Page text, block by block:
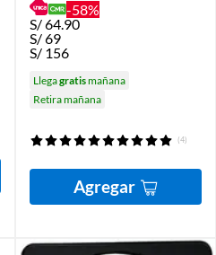
-58%
S/64.90
S/69
S/ 156
Llegagratismañana
Retira mañana
(4)
Agregar